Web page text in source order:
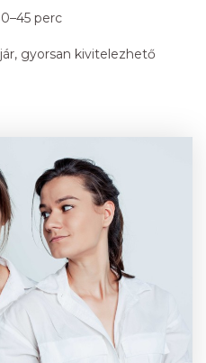
perc
gyorsan kivitelezhető